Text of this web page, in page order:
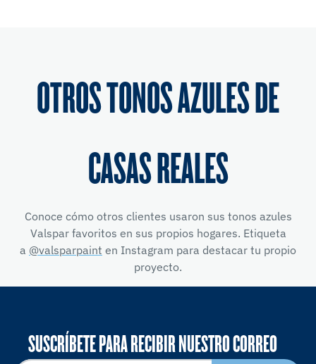
OTROS TONOS AZULES DE
CASAS REALES
Conoce cómo otros clientes usaron sus tonos azules
Valspar favoritos en sus propios hogares. Etiqueta
a @valsparpaint en Instagram para destacar tu propio
proyecto.
SUSCRÍBETE PARA RECIBIR NUESTRO CORREO